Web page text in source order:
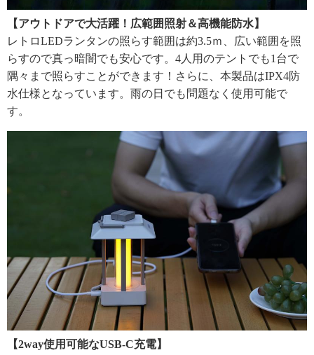
【アウトドアで大活躍！広範囲照射＆高機能防水】
レトロLEDランタンの照らす範囲は約3.5ｍ、広い範囲を照
らすので真っ暗闇でも安心です。4人用のテントでも1台で
隅々まで照らすことができます！さらに、本製品はIPX4防
水仕様となっています。雨の日でも問題なく使用可能で
す。
【2way使用可能なUSB-C充電】